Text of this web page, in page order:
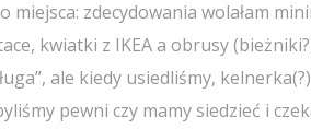
miejsca: zdecydowania wolałam
kwiatki z IKEA a obrusy
ale kiedy usiedliśmy,
pewni czy mamy siedzieć i